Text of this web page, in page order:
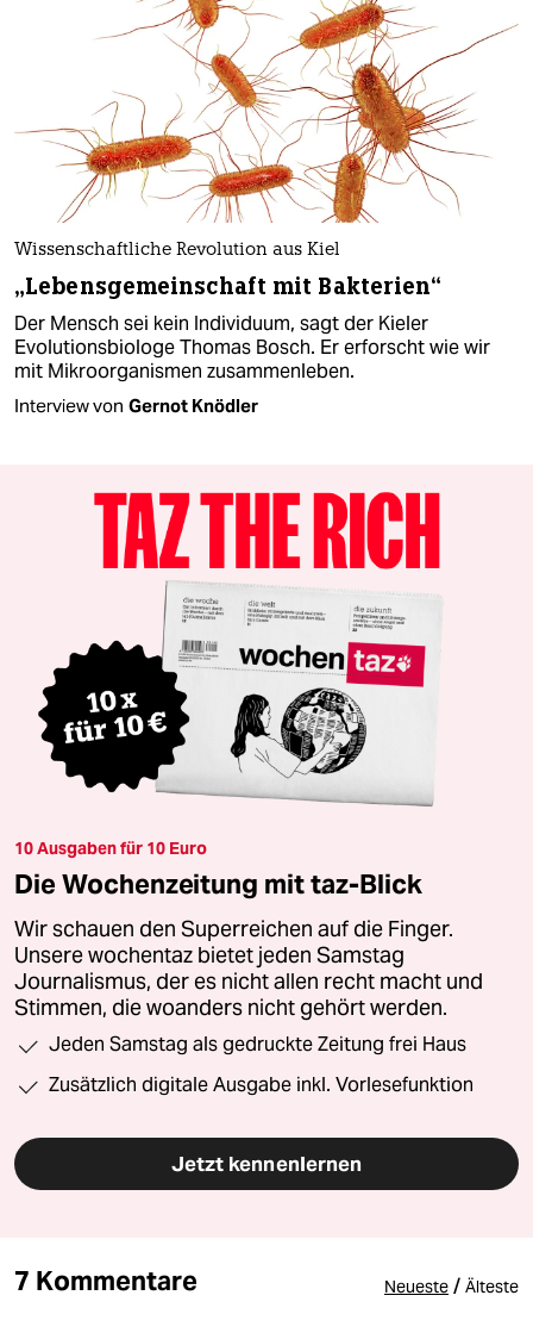
Wissenschaftliche Revolution aus Kiel
„Lebensgemeinschaft mit Bakterien“
Der Mensch sei kein Individuum, sagt der Kieler
Evolutionsbiologe Thomas Bosch. Er erforscht wie wir
mit Mikroorganismen zusammenleben.
Interview von Gernot Knödler
10 Ausgaben für 10 Euro
Die Wochenzeitung mit taz-Blick
Wir schauen den Superreichen auf die Finger.
Unsere wochentaz bietet jeden Samstag
Journalismus, der es nicht allen recht macht und
Stimmen, die woanders nicht gehört werden.
Jeden Samstag als gedruckte Zeitung frei Haus
Zusätzlich digitale Ausgabe inkl. Vorlesefunktion
Jetzt kennenlernen
7 Kommentare Neueste / Älteste